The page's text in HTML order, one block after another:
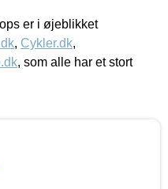
er i øjeblikket
, Cykler.dk,
, som alle har et stort